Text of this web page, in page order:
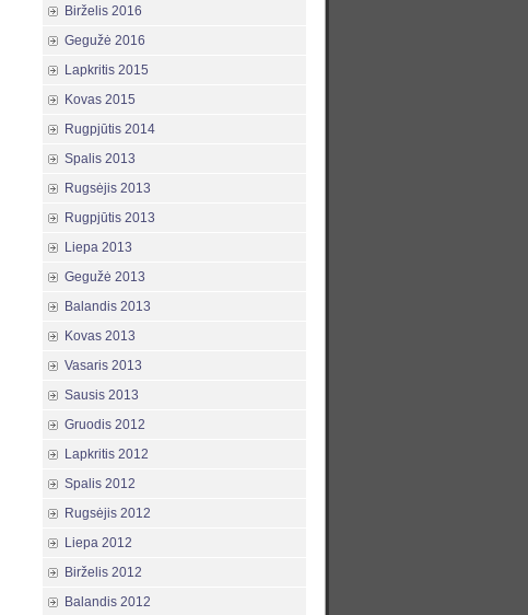
Birželis 2016
Gegužė 2016
Lapkritis 2015
Kovas 2015
Rugpjūtis 2014
Spalis 2013
Rugsėjis 2013
Rugpjūtis 2013
Liepa 2013
Gegužė 2013
Balandis 2013
Kovas 2013
Vasaris 2013
Sausis 2013
Gruodis 2012
Lapkritis 2012
Spalis 2012
Rugsėjis 2012
Liepa 2012
Birželis 2012
Balandis 2012